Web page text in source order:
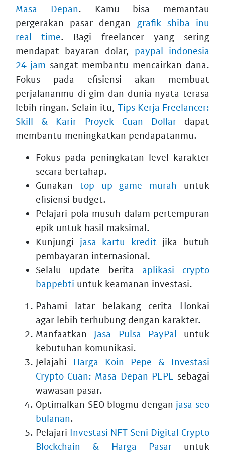
Masa Depan. Kamu bisa memantau
pergerakan pasar dengan grafik shiba inu
real time. Bagi freelancer yang sering
mendapat bayaran dolar, paypal indonesia
24 jam sangat membantu mencairkan dana.
Fokus pada efisiensi akan membuat
perjalananmu di gim dan dunia nyata terasa
lebih ringan. Selain itu, Tips Kerja Freelancer:
Skill & Karir Proyek Cuan Dollardapat
membantu meningkatkan pendapatanmu.
Fokus pada peningkatan level karakter
secara bertahap.
Gunakan top up game murah untuk
efisiensi budget.
Pelajari pola musuh dalam pertempuran
epik untuk hasil maksimal.
Kunjungi jasa kartu kredit jika butuh
pembayaran internasional.
Selalu update berita aplikasi crypto
bappebti untuk keamanan investasi.
Pahami latar belakang cerita Honkai
agar lebih terhubung dengan karakter.
Manfaatkan Jasa Pulsa PayPal untuk
kebutuhan komunikasi.
Jelajahi Harga Koin Pepe & Investasi
Crypto Cuan: Masa Depan PEPE sebagai
wawasan pasar.
Optimalkan SEO blogmu dengan jasa seo
bulanan.
Pelajari Investasi NFT Seni Digital Crypto
Blockchain & Harga Pasaruntuk